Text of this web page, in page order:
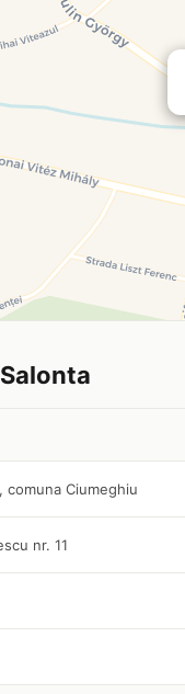
comuna Ciumeghiu
nr. 11